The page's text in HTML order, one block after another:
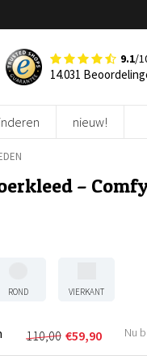
9.1/
14.031
nieuw!
–
ROND VIERKANT
110,00
Oorspronkelijke
prijs
€59,90
Huidige
prijs
Nu